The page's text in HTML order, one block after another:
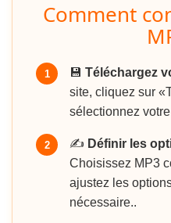
Comment
1 💾 Téléchargez
site, cliquez sur
sélectionnez
2 ✍️ Définir les
Choisissez MP3
ajustez les
nécessaire..